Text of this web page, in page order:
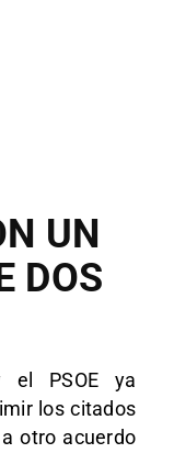
UN
DOS
el PSOE ya
los citados
otro acuerdo